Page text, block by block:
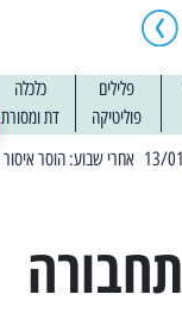
פלילים
כלכלה
פוליטיקה דת ומסורת
תחבורה